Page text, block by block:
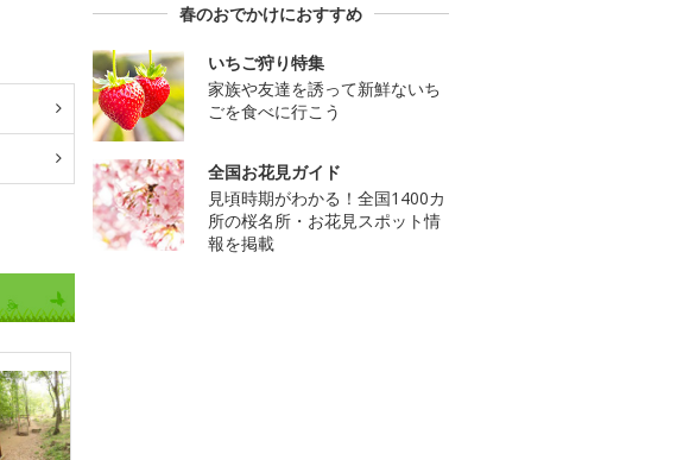
春のおでかけにおすすめ
いちご狩り特集
家族や友達を誘って新鮮ないち
ごを食べに行こう
全国お花見ガイド
見頃時期がわかる！全国1400カ
所の桜名所・お花見スポット情
報を掲載